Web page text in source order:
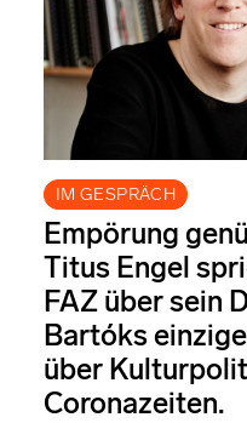
IM GESPRÄCH
Empörung
Titus Engel
FAZ über sein
Bartóks
über
Coronazeiten.